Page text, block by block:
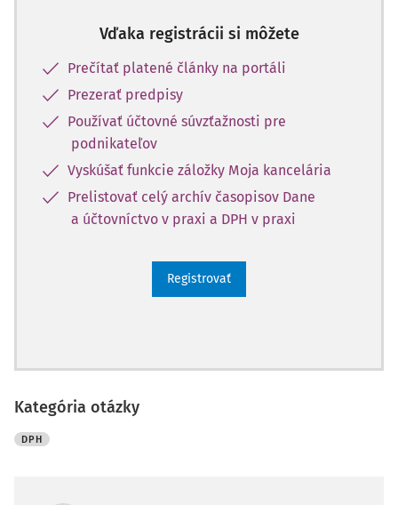
Vďaka registrácii si môžete
Prečítať platené články na portáli
Prezerať predpisy
Používať účtovné súvzťažnosti pre
podnikateľov
Vyskúšať funkcie záložky Moja kancelária
Prelistovať celý archív časopisov Dane
a účtovníctvo v praxi a DPH v praxi
Registrovať
Kategória otázky
DPH